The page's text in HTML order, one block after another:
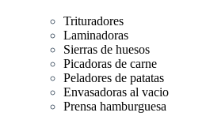
Trituradores
Laminadoras
Sierras de huesos
Picadoras de carne
Peladores de patatas
Envasadoras al vacio
Prensa hamburguesa